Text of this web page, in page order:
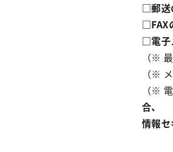
□郵送
□FAX
□電子
（※
（※
（※
合、
情報